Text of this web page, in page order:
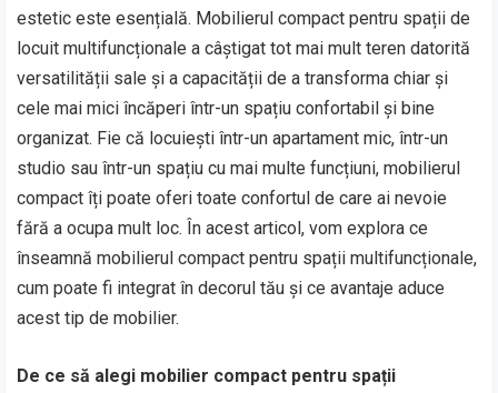
estetic este esențială. Mobilierul compact pentru spații de
locuit multifuncționale a câștigat tot mai mult teren datorită
versatilității sale și a capacității de a transforma chiar și
cele mai mici încăperi într-un spațiu confortabil și bine
organizat. Fie că locuiești într-un apartament mic, într-un
studio sau într-un spațiu cu mai multe funcțiuni, mobilierul
compact îți poate oferi toate confortul de care ai nevoie
fără a ocupa mult loc. În acest articol, vom explora ce
înseamnă mobilierul compact pentru spații multifuncționale,
cum poate fi integrat în decorul tău și ce avantaje aduce
acest tip de mobilier.
De ce să alegi mobilier compact pentru spații